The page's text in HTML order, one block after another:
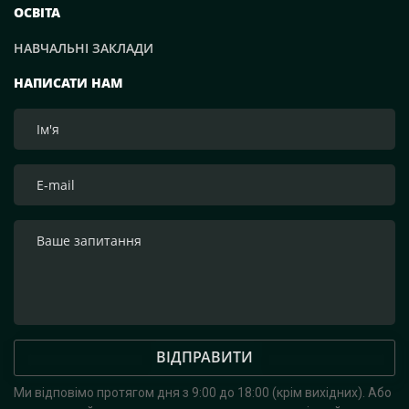
не скільки гроші, скільки пошук необхідного та
приєднатися до цієї Святої доброї справи!», — зазначим
нами! Слава Україні!
НАПИСАТИ НАМ
ВІДПРАВИТИ
Ми відповімо протягом дня з 9:00 до 18:00 (крім вихідних). Або
ОСВІТА
НАВЧАЛЬНІ ЗАКЛАДИ